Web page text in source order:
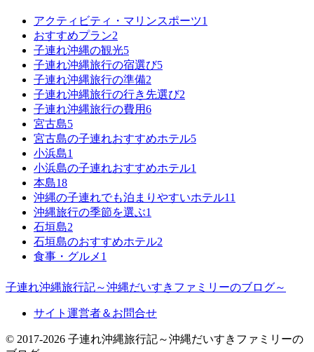
アクティビティ・マリンスポーツ1
おすすめプラン2
子連れ沖縄の観光5
子連れ沖縄旅行の宿選び5
子連れ沖縄旅行の準備2
子連れ沖縄旅行の行き先選び2
子連れ沖縄旅行の費用6
宮古島5
宮古島の子連れおすすめホテル5
小浜島1
小浜島の子連れおすすめホテル1
本島18
沖縄の子連れでも泊まりやすいホテル11
沖縄旅行の季節を選ぶ1
石垣島2
石垣島のおすすめホテル2
食事・グルメ 1
子連れ沖縄旅行記～沖縄だいすきファミリーのブログ～
サイト運営者＆お問合せ
© 2017-2026 子連れ沖縄旅行記～沖縄だいすきファミリーの